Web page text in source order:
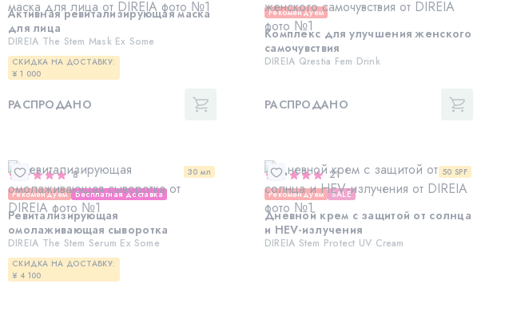
Активная ревитализирующая маска
для лица
DIREIA The Stem Mask Ex Some
СКИДКА НА ДОСТАВКУ:
¥ 1 000
РАСПРОДАНО
Рекомендуем
Комплекс для улучшения женского
самочувствия
DIREIA Qrestia Fem Drink
РАСПРОДАНО
30 мл
8
Рекомендуем Бесплатная доставка
Ревитализирующая
омолаживающая сыворотка
DIREIA The Stem Serum Ex Some
СКИДКА НА ДОСТАВКУ:
¥ 4 100
50 SPF
21
Рекомендуем SALE
Дневной крем с защитой от солнца
и HEV-излучения
DIREIA Stem Protect UV Cream